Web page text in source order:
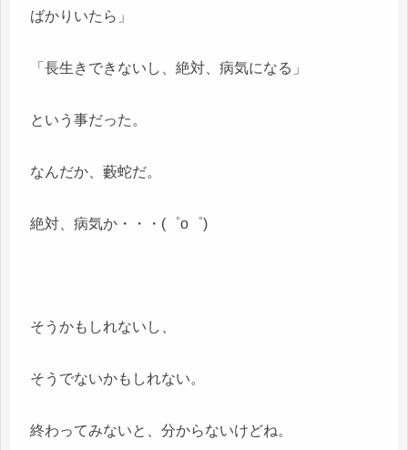
ばかりいたら」
「長生きできないし、絶対、病気になる」
という事だった。
なんだか、藪蛇だ。
絶対、病気か・・・(゜o゜)
そうかもしれないし、
そうでないかもしれない。
終わってみないと、分からないけどね。